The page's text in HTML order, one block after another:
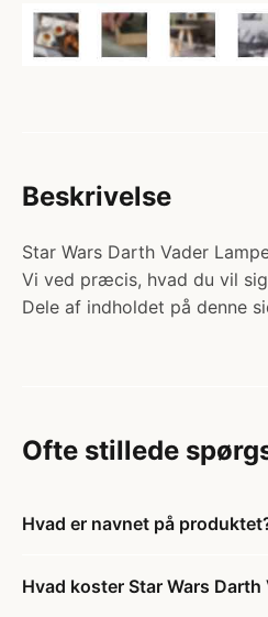
Beskrivelse
Star Wars Darth Vader
Vi ved præcis, hvad du vil
Dele af indholdet på denne
Ofte stillede
Hvad er navnet på
Hvad koster Star Wars Darth